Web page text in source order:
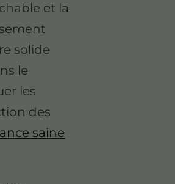
et la
solide
le
les
des
saine